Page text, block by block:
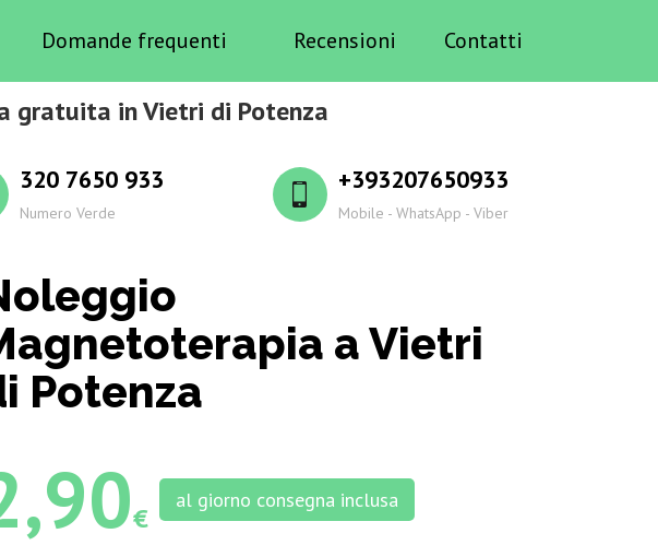
Domande frequenti Recensioni Contatti
gratuita in Vietri di Potenza
320 7650 933
Numero Verde
+393207650933
Mobile - WhatsApp - Viber
a Vietri
Potenza
€
al giorno consegna inclusa